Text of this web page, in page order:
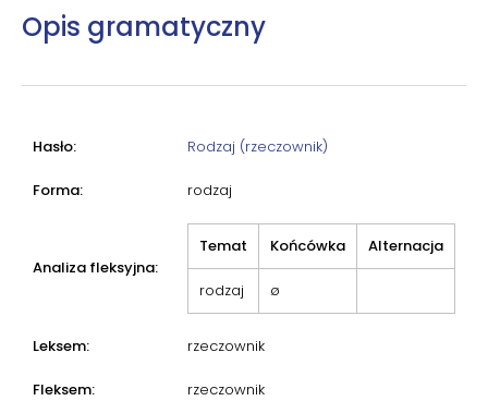
Opis gramatyczny
Hasło: Rodzaj (rzeczownik)
Forma: rodzaj
Analiza fleksyjna:
Temat Końcówka Alternacja
rodzaj ø
Leksem: rzeczownik
Fleksem: rzeczownik